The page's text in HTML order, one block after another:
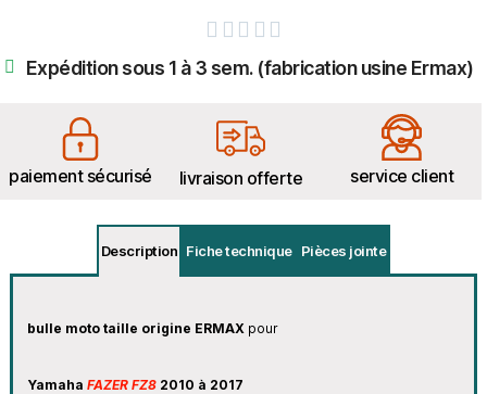
    
Expédition sous 1 à 3 sem. (fabrication usine Ermax)
paiement sécurisé livraison offerte service client
Description Fiche technique Pièces jointe
bulle moto taille origine ERMAX pour
Yamaha FAZER FZ8 2010 à 2017